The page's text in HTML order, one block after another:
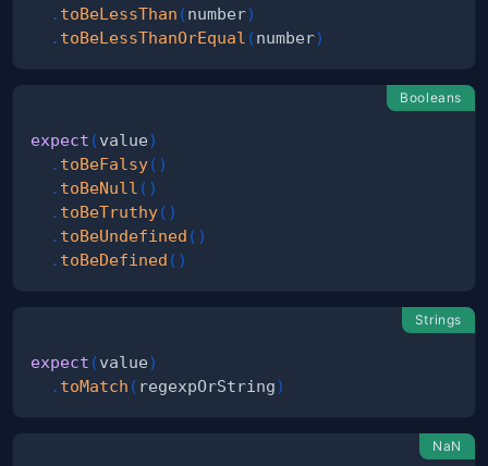
. toBeLessThan (number)
. toBeLessThanOrEqual (number)
Booleans
expect (value)
. toBeFalsy( )
. toBeNull ( )
. toBeTruthy( )
. toBeUndefined ( )
. toBeDefined ( )
Strings
expect (value)
. toMatch ( regexpOrString)
NaN